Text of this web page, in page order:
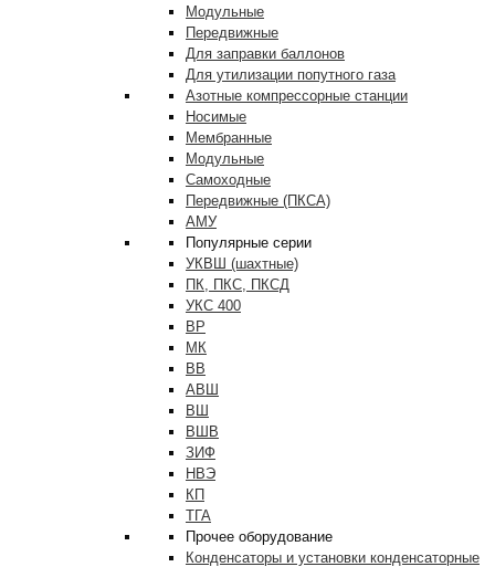
Модульные
Передвижные
Для заправки баллонов
Для утилизации попутного газа
Азотные компрессорные станции
Носимые
Мембранные
Модульные
Самоходные
Передвижные (ПКСА)
АМУ
Популярные серии
УКВШ (шахтные)
ПК, ПКС, ПКСД
УКС 400
ВР
МК
ВВ
АВШ
ВШ
ВШВ
ЗИФ
НВЭ
КП
ТГА
Прочее оборудование
Конденсаторы и установки конденсаторные